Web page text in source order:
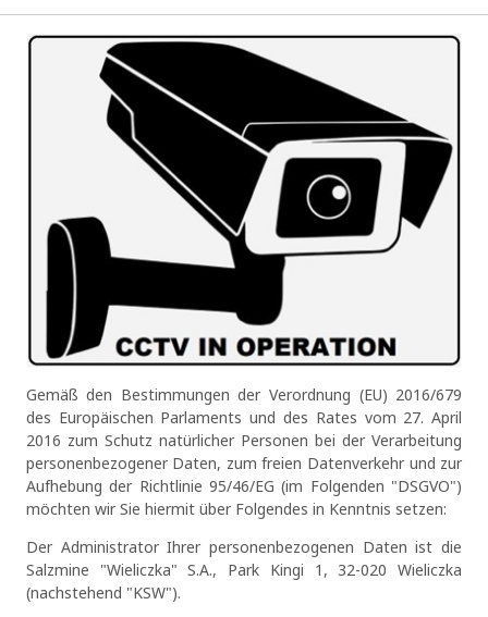
Gemäß den Bestimmungen der Verordnung (EU) 2016/679
des Europäischen Parlaments und des Rates vom 27. April
2016 zum Schutz natürlicher Personen bei der Verarbeitung
personenbezogener Daten, zum freien Datenverkehr und zur
Aufhebung der Richtlinie 95/46/EG (im Folgenden "DSGVO")
möchten wir Sie hiermit über Folgendes in Kenntnis setzen:
Der Administrator Ihrer personenbezogenen Daten ist die
Salzmine "Wieliczka" S.A., Park Kingi 1, 32-020 Wieliczka
(nachstehend "KSW").